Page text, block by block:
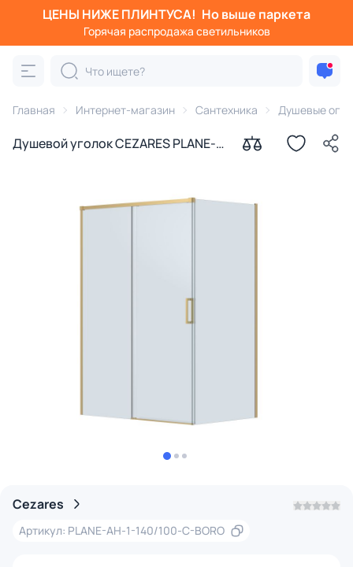
ЦЕНЫ НИЖЕ ПЛИНТУСА! Но выше паркета
Горячая распродажа светильников
Главная Интернет-магазин Сантехника Душевые
Душевой уголок CEZARES PLANE-
Cezares
Артикул: PLANE-AH-1-140/100-C-BORO